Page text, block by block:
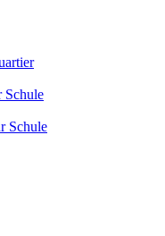
Schule
Schule